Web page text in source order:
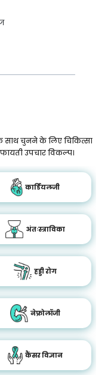
साथ चुनने के लिए चिकित्सा
उपचार विकल्प।
कार्डियलजी
अंतःस्त्राविका
हड्डी रोग
नेफ्रोलॉजी
कैंसर विज्ञान